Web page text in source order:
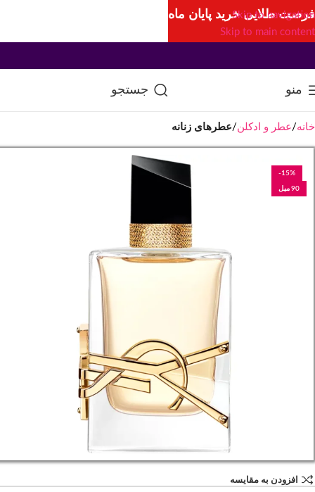
Skip to navigation
Skip to main content
منو جستجو
خانه عطر و ادکلن عطرهای زنانه
-15%
90 میل
افزودن به مقایسه
فرصت طلایی خرید پایان ماه